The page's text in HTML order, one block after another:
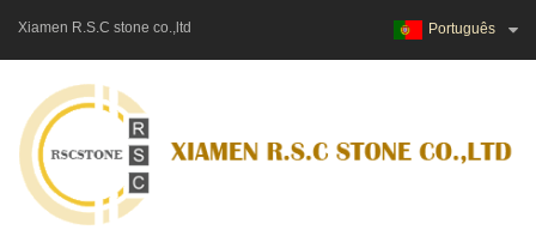
Xiamen R.S.C stone co.,ltd Português